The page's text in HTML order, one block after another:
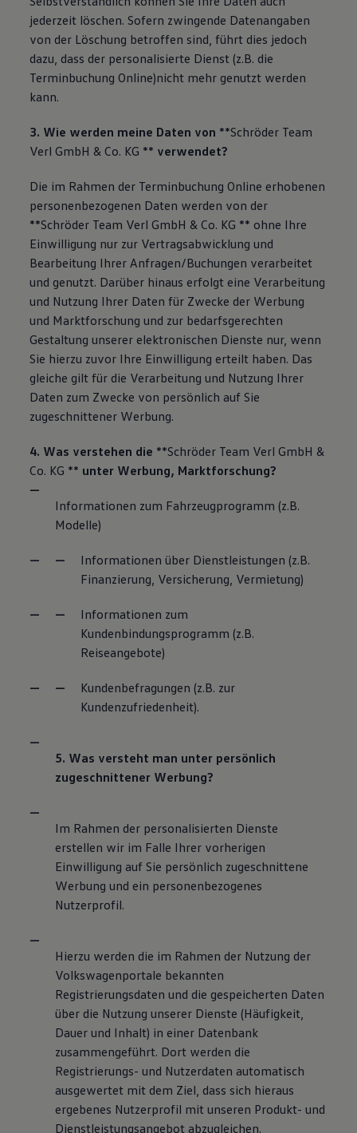
jederzeit löschen. Sofern zwingende Datenangaben
von der Löschung betroffen sind, führt dies jedoch
dazu, dass der personalisierte Dienst (z.B. die
Terminbuchung Online)nicht mehr genutzt werden
kann.
3. Wie werden meine Daten von **Schröder Team
Verl GmbH & Co. KG ** verwendet?
Die im Rahmen der Terminbuchung Online erhobenen
personenbezogenen Daten werden von der
**Schröder Team Verl GmbH & Co. KG ** ohne Ihre
Einwilligung nur zur Vertragsabwicklung und
Bearbeitung Ihrer Anfragen/Buchungen verarbeitet
und genutzt. Darüber hinaus erfolgt eine Verarbeitung
und Nutzung Ihrer Daten für Zwecke der Werbung
und Marktforschung und zur bedarfsgerechten
Gestaltung unserer elektronischen Dienste nur, wenn
Sie hierzu zuvor Ihre Einwilligung erteilt haben. Das
gleiche gilt für die Verarbeitung und Nutzung Ihrer
Daten zum Zwecke von persönlich auf Sie
zugeschnittener Werbung.
4. Was verstehen die **Schröder Team Verl GmbH &
Co. KG ** unter Werbung, Marktforschung?
Informationen zum Fahrzeugprogramm (z.B.
Modelle)
Informationen über Dienstleistungen (z.B.
Finanzierung, Versicherung, Vermietung)
Informationen zum
Kundenbindungsprogramm (z.B.
Reiseangebote)
Kundenbefragungen (z.B. zur
Kundenzufriedenheit).
5. Was versteht man unter persönlich
zugeschnittener Werbung?
Im Rahmen der personalisierten Dienste
erstellen wir im Falle Ihrer vorherigen
Einwilligung auf Sie persönlich zugeschnittene
Werbung und ein personenbezogenes
Nutzerprofil.
Hierzu werden die im Rahmen der Nutzung der
Volkswagenportale bekannten
Registrierungsdaten und die gespeicherten Daten
über die Nutzung unserer Dienste (Häufigkeit,
Dauer und Inhalt) in einer Datenbank
zusammengeführt. Dort werden die
Registrierungs- und Nutzerdaten automatisch
ausgewertet mit dem Ziel, dass sich hieraus
ergebenes Nutzerprofil mit unseren Produkt- und
Dienstleistungsangebot abzugleichen.